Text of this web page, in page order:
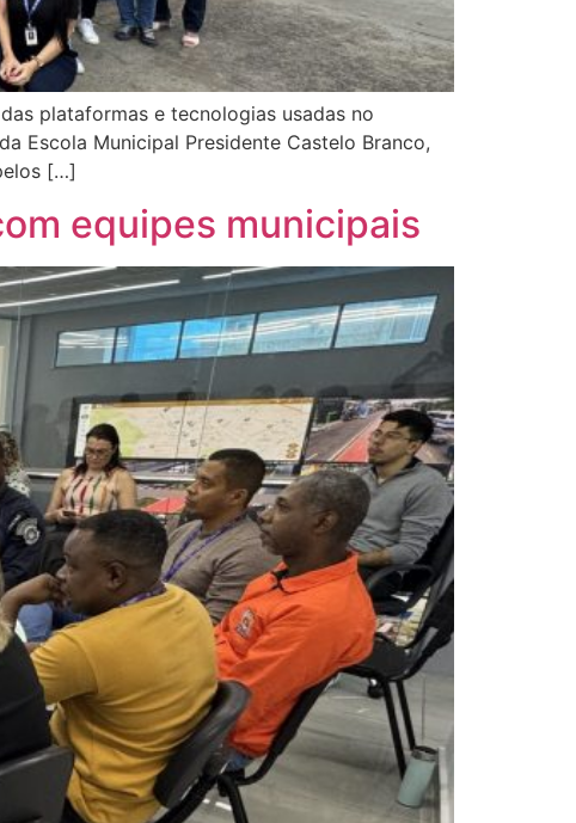
plataformas e tecnologias usadas no
Escola Municipal Presidente Castelo Branco,
[…]
equipes municipais